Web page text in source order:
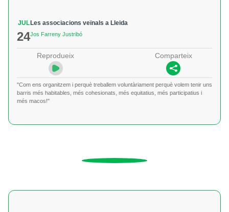
JUL
24
Les associacions veïnals a Lleida
Jos Farreny Justribó
Reprodueix Comparteix
"Com ens organitzem i perquè treballem voluntàriament perquè volem tenir uns
barris més habitables, més cohesionats, més equitatius, més participatius i
més macos!"